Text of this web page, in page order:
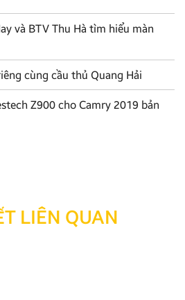
và BTV Thu Hà tìm hiểu màn
cùng cầu thủ Quang Hải
Z900 cho Camry 2019 bản
LIÊN QUAN